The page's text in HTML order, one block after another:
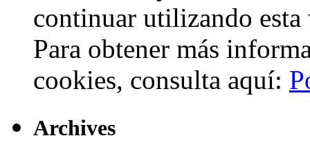
continuar utilizando esta
Para obtener más
cookies, consulta aquí:
Archives